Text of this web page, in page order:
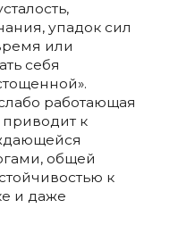
упадок сил
или
себя
работающая
к
общей
к
и даже